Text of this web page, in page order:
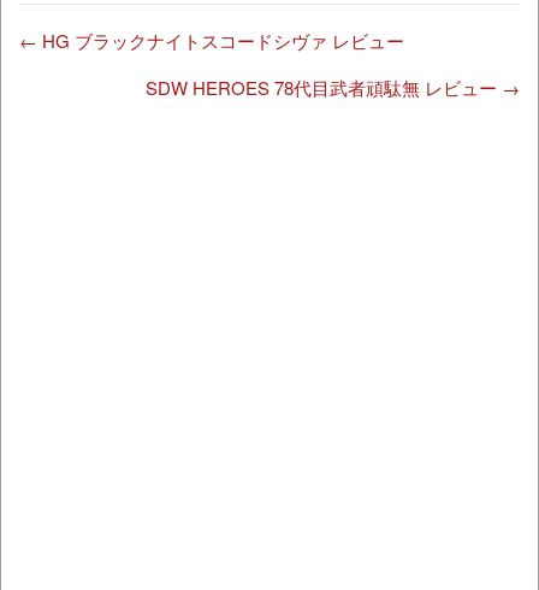
← HG ブラックナイトスコードシヴァ レビュー
SDW HEROES 78代目武者頑駄無 レビュー →